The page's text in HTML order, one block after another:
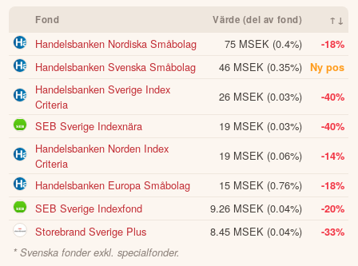
andra förbättringsförslag i materialet är du välkommen att
Öppna rapport (PDF)
Fond Värde (del av fond) ↑↓
Handelsbanken Nordiska Småbolag 75 MSEK (0.4%) -18%
Handelsbanken Svenska Småbolag 46 MSEK (0.35%) Ny pos
Handelsbanken Sverige Index
Criteria
26 MSEK (0.03%) -40%
SEB Sverige Indexnära 19 MSEK (0.03%) -40%
Handelsbanken Norden Index
Criteria
19 MSEK (0.06%) -14%
Handelsbanken Europa Småbolag 15 MSEK (0.76%) -18%
SEB Sverige Indexfond 9.26 MSEK (0.04%) -20%
Storebrand Sverige Plus 8.45 MSEK (0.04%)
-33%
* Svenska fonder exkl. specialfonder.